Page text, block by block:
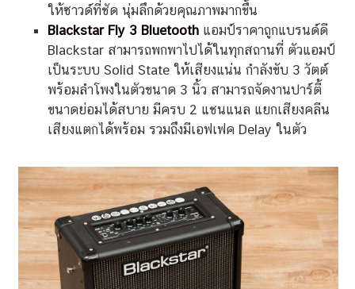
ให้ซาวด์ที่ชัด นุ่มลึกด้วยคุณภาพมากขึ้น
Blackstar Fly 3 Bluetoothแอมป์ราคาถูกแบรนด์ดี
Blackstar สามารถพกพาไปได้ในทุกสถานที่ ตัวแอมป์
เป็นระบบ Solid State ให้เสียงแน่น กำลังขับ 3 วัตต์
พร้อมลำโพงในตัวขนาด 3 นิ้ว สามารถจัดงานปาร์ตี้
ขนาดย่อมได้สบาย มีครบ 2 แชนแนล แยกเสียงคลีน
เสียงแตกได้พร้อม รวมถึงมีเอฟเฟค Delay ในตัว